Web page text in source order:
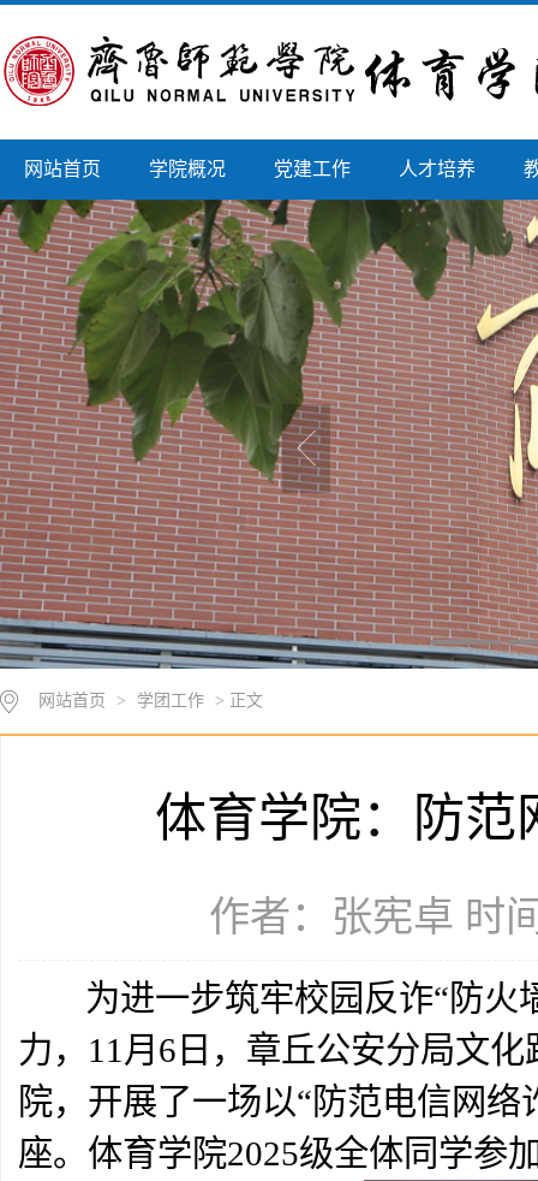
网站首页 学院概况 党建工作 人才培养
网站首页 > 学团工作 > 正文
体育学院：防范
作者：张宪卓 时
为进一步筑牢校园反诈“防火
力，11月6日，章丘公安分局文
院，开展了一场以“防范电信网
座。体育学院2025级全体同学参